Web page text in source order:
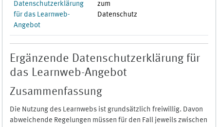
Datenschutzerklärung
für das Learnweb-
Angebot
zum
Datenschutz
Ergänzende Datenschutzerklärung für
das Learnweb-Angebot
Zusammenfassung
Die Nutzung des Learnwebs ist grundsätzlich freiwillig. Davon
abweichende Regelungen müssen für den Fall jeweils zwischen